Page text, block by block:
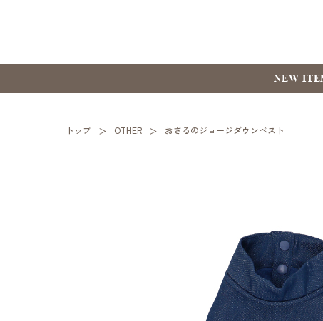
NEW
トップ OTHER おさるのジョージダウンベスト